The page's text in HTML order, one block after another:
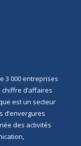
3 000 entreprises
d’affaires
est un secteur
d’envergures
des activités